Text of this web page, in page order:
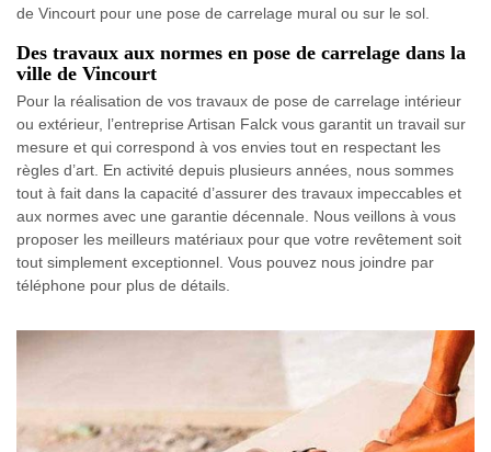
de Vincourt pour une pose de carrelage mural ou sur le sol.
Des travaux aux normes en pose de carrelage dans la
ville de Vincourt
Pour la réalisation de vos travaux de pose de carrelage intérieur
ou extérieur, l’entreprise Artisan Falck vous garantit un travail sur
mesure et qui correspond à vos envies tout en respectant les
règles d’art. En activité depuis plusieurs années, nous sommes
tout à fait dans la capacité d’assurer des travaux impeccables et
aux normes avec une garantie décennale. Nous veillons à vous
proposer les meilleurs matériaux pour que votre revêtement soit
tout simplement exceptionnel. Vous pouvez nous joindre par
téléphone pour plus de détails.